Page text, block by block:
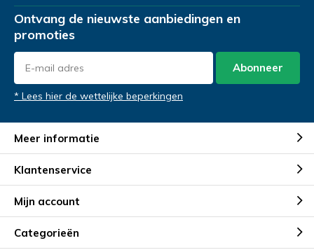
Ontvang de nieuwste aanbiedingen en
promoties
Abonneer
* Lees hier de wettelijke beperkingen
Meer informatie
Klantenservice
Mijn account
Categorieën